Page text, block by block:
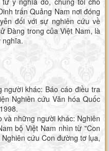
trấn Quảng Nam nơi đóng
đối với sự nghiên cứu về
Đàng trong của Việt Nam, là
nghĩa.
khác: Báo cáo điều tra
Nghiên cứu Văn hóa Quốc
những người khác: Nghiên
bộ Việt Nam nhìn từ "Con
cứu Con đường tơ lụa,